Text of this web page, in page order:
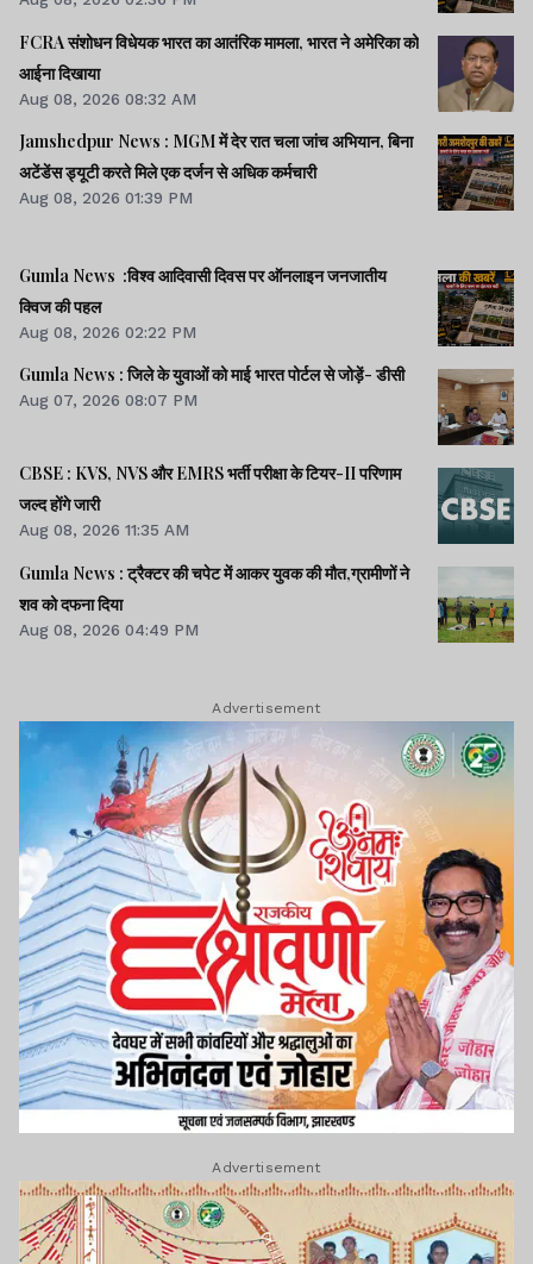
FCRA संशोधन विधेयक भारत का आतंरिक मामला, भारत ने अमेरिका को
आईना दिखाया
Aug 08, 2026 08:32 AM
Jamshedpur News : MGM में देर रात चला जांच अभियान, बिना
अटेंडेंस ड्यूटी करते मिले एक दर्जन से अधिक कर्मचारी
Aug 08, 2026 01:39 PM
Gumla News :विश्व आदिवासी दिवस पर ऑनलाइन जनजातीय
क्विज की पहल
Aug 08, 2026 02:22 PM
Gumla News : जिले के युवाओं को माई भारत पोर्टल से जोड़ें- डीसी
Aug 07, 2026 08:07 PM
CBSE : KVS, NVS और EMRS भर्ती परीक्षा के टियर-II परिणाम
जल्द होंगे जारी
Aug 08, 2026 11:35 AM
Gumla News : ट्रैक्टर की चपेट में आकर युवक की मौत,ग्रामीणों ने
शव को दफना दिया
Aug 08, 2026 04:49 PM
Advertisement
Advertisement